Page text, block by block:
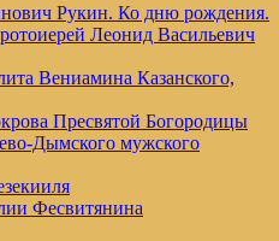
Рукин. Ко дню рождения.
Леонид Васильевич
Вениамина Казанского,
Пресвятой Богородицы
Дымского мужского
Фесвитянина